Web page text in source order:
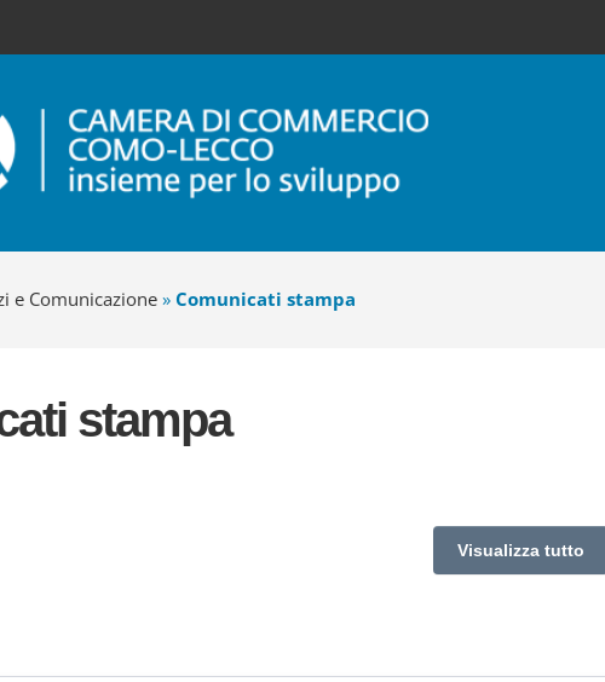
e Comunicazione» Comunicati stampa
stampa
Visualizza tutto